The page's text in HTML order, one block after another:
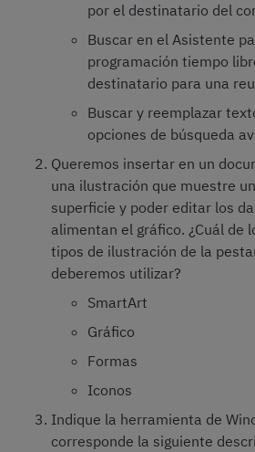
por el destinatario del
Buscar en el Asistente
programación tiempo
destinatario para una
Buscar y reemplazar
opciones de búsqueda
Queremos insertar en un
una ilustración que muestre
superficie y poder editar los
alimentan el gráfico. ¿Cuál de
tipos de ilustración de la
deberemos utilizar?
SmartArt
Gráfico
Formas
Iconos
Indique la herramienta de
corresponde la siguiente